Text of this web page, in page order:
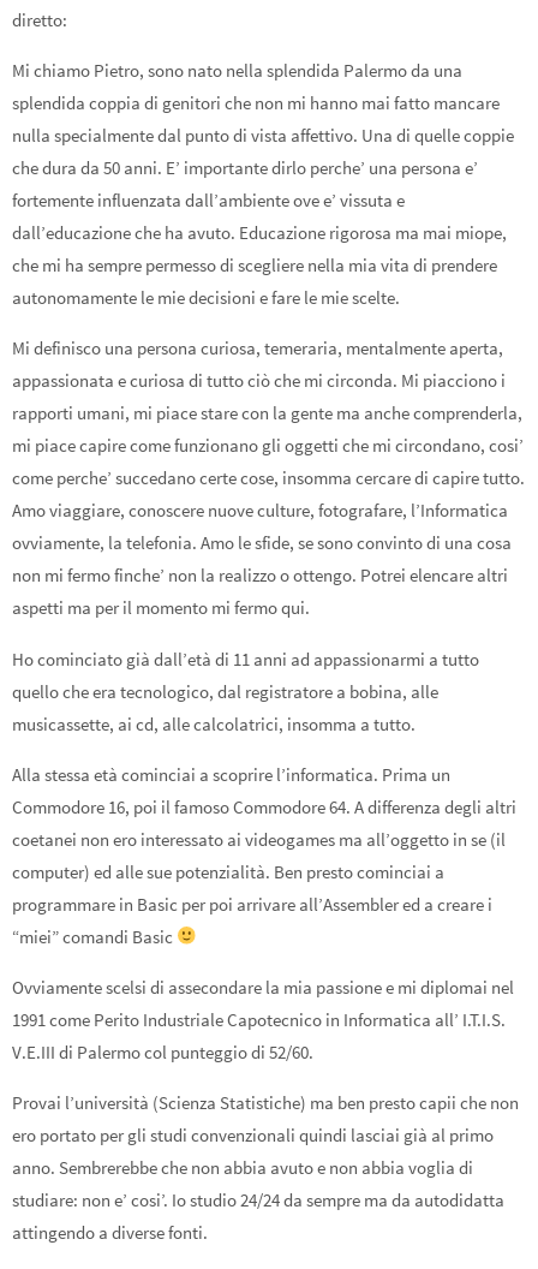
diretto:
Mi chiamo Pietro, sono nato nella splendida Palermo da una
splendida coppia di genitori che non mi hanno mai fatto mancare
nulla specialmente dal punto di vista affettivo. Una di quelle coppie
che dura da 50 anni. E’ importante dirlo perche’ una persona e’
fortemente influenzata dall’ambiente ove e’ vissuta e
dall’educazione che ha avuto. Educazione rigorosa ma mai miope,
che mi ha sempre permesso di scegliere nella mia vita di prendere
autonomamente le mie decisioni e fare le mie scelte.
Mi definisco una persona curiosa, temeraria, mentalmente aperta,
appassionata e curiosa di tutto ciò che mi circonda. Mi piacciono i
rapporti umani, mi piace stare con la gente ma anche comprenderla,
mi piace capire come funzionano gli oggetti che mi circondano, cosi’
come perche’ succedano certe cose, insomma cercare di capire tutto.
Amo viaggiare, conoscere nuove culture, fotografare, l’Informatica
ovviamente, la telefonia. Amo le sfide, se sono convinto di una cosa
non mi fermo finche’ non la realizzo o ottengo. Potrei elencare altri
aspetti ma per il momento mi fermo qui.
Ho cominciato già dall’età di 11 anni ad appassionarmi a tutto
quello che era tecnologico, dal registratore a bobina, alle
musicassette, ai cd, alle calcolatrici, insomma a tutto.
Alla stessa età cominciai a scoprire l’informatica. Prima un
Commodore 16, poi il famoso Commodore 64. A differenza degli altri
coetanei non ero interessato ai videogames ma all’oggetto in se (il
computer) ed alle sue potenzialità. Ben presto cominciai a
programmare in Basic per poi arrivare all’Assembler ed a creare i
“miei” comandi Basic
Ovviamente scelsi di assecondare la mia passione e mi diplomai nel
1991 come Perito Industriale Capotecnico in Informatica all’ I.T.I.S.
V.E.III di Palermo col punteggio di 52/60.
Provai l’università (Scienza Statistiche) ma ben presto capii che non
ero portato per gli studi convenzionali quindi lasciai già al primo
anno. Sembrerebbe che non abbia avuto e non abbia voglia di
studiare: non e’ cosi’. Io studio 24/24 da sempre ma da autodidatta
attingendo a diverse fonti.